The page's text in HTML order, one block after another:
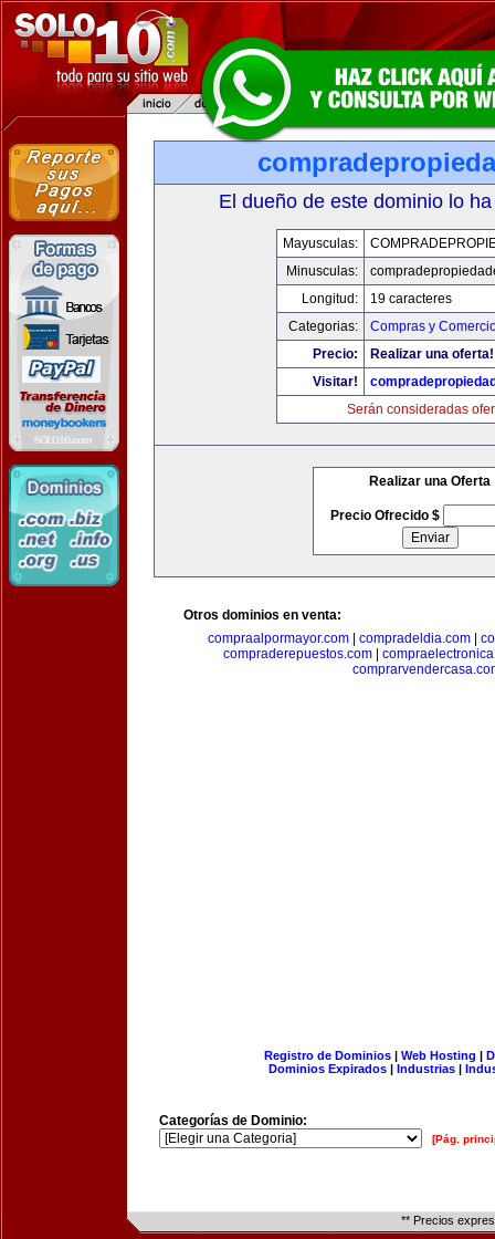
El dueño de este dominio lo
Mayusculas:
Minusculas:
Longitud:
19 caracteres
Categorias:
Compras y
Precio:
Realizar una oferta!
Visitar!
Serán consideradas
Realizar una Oferta
Precio Ofrecido $
Otros dominios en venta:
compraalpormayor.com| compradeldia.com|
compraderepuestos.com|
Registro de Dominios| Web Hosting |
Dominios Expirados | Industrias |
Categorías de Dominio:
[Pág.
** Precios